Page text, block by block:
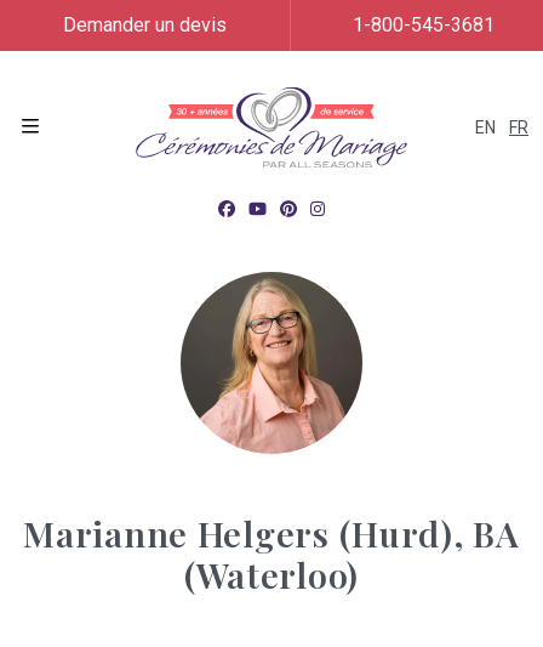
EN FR
Demander un devis 1-800-545-3681
Marianne Helgers (Hurd), BA
(Waterloo)